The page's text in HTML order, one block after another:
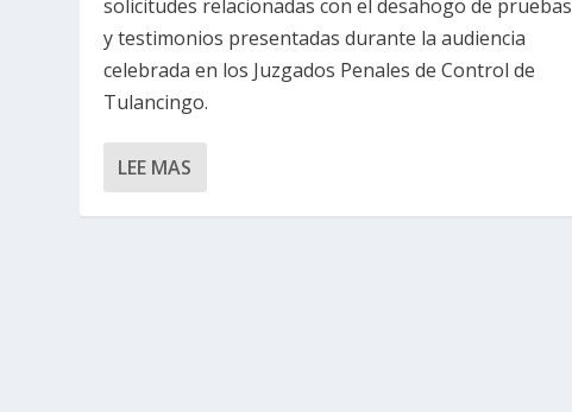
solicitudes relacionadas con el desahogo de pruebas
y testimonios presentadas durante la audiencia
celebrada en los Juzgados Penales de Control de
Tulancingo.
LEE MAS